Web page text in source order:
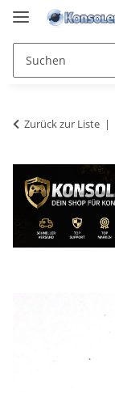
Zurück zur Liste